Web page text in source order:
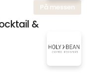
På messen
&